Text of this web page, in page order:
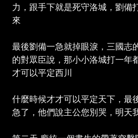
力，跟手下就是死守洛城，劉備
來
最後劉備一急就掉眼淚，三國志
的對眾臣說，那小小洛城打一年
才可以平定西川
什麼時候才才可以平定天下，最
急了，他們說主公您別哭，明天